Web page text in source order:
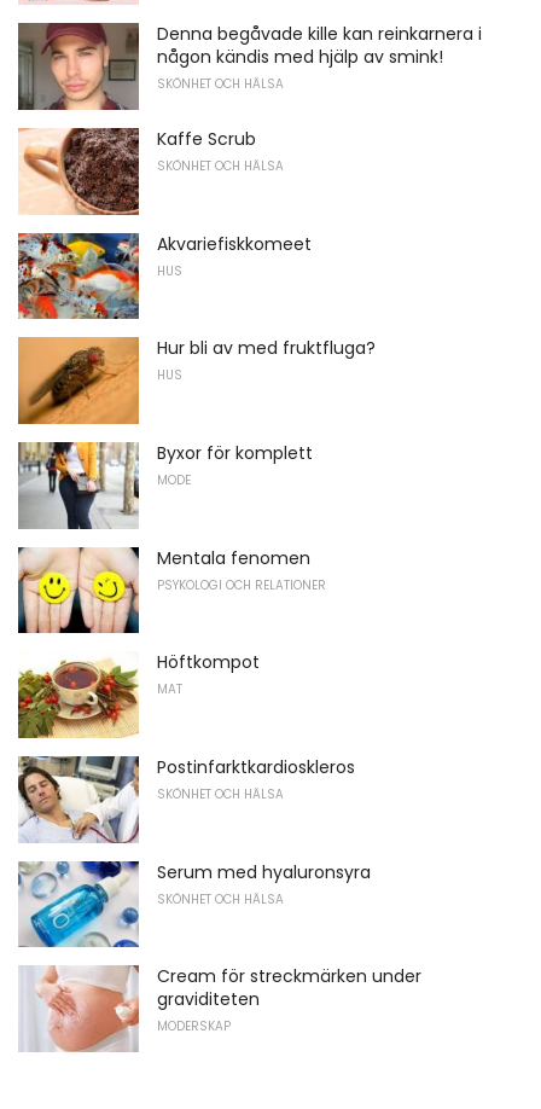
Denna begåvade kille kan reinkarnera i
någon kändis med hjälp av smink!
SKÖNHET OCH HÄLSA
Kaffe Scrub
SKÖNHET OCH HÄLSA
Akvariefiskkomeet
HUS
Hur bli av med fruktfluga?
HUS
Byxor för komplett
MODE
Mentala fenomen
PSYKOLOGI OCH RELATIONER
Höftkompot
MAT
Postinfarktkardioskleros
SKÖNHET OCH HÄLSA
Serum med hyaluronsyra
SKÖNHET OCH HÄLSA
Cream för streckmärken under
graviditeten
MODERSKAP